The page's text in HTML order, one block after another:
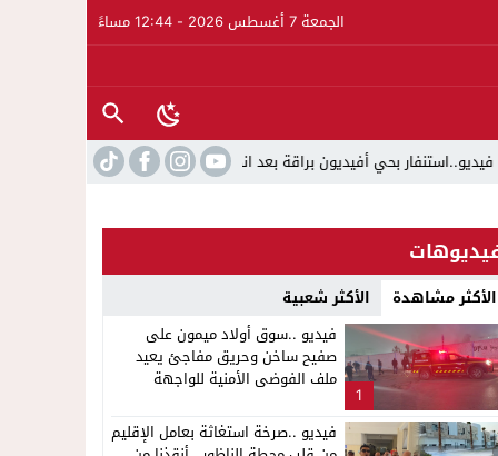
الجمعة 7 أغسطس 2026 - 12:44 مساءً
بحي أفيديون براقة بعد اندلاع حريق داخل ضيعة فلاحية 16:47
الأكثر مشاهدة الأكثر شعبية
1
فيديو ..سوق أولاد ميمون على
صفيح ساخن وحريق مفاجئ يعيد
ملف الفوضى الأمنية للواجهة
فيديو ..صرخة استغاثة بعامل الإقليم